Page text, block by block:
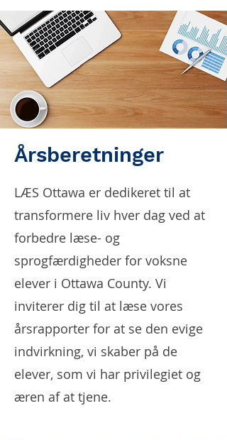
Årsberetninger
LÆS Ottawa er dedikeret til at
transformere liv hver dag ved at
forbedre læse- og
sprogfærdigheder for voksne
elever i Ottawa County. Vi
inviterer dig til at læse vores
årsrapporter for at se den evige
indvirkning, vi skaber på de
elever, som vi har privilegiet og
æren af at tjene.